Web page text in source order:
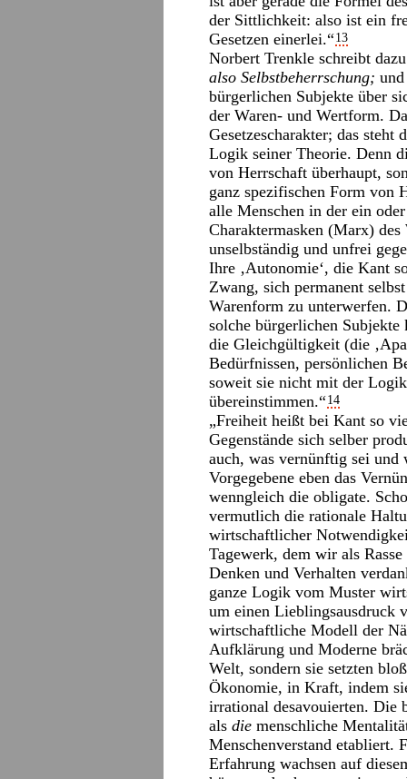
der Sittlichkeit: also ist ein
Gesetzen einerlei.“13
Norbert Trenkle schreibt
also Selbstbeherrschung;
bürgerlichen Subjekte über
der Waren- und Wertform.
Gesetzescharakter; das
Logik seiner Theorie. Denn
von Herrschaft überhaupt,
ganz spezifischen Form von
alle Menschen in der ein
Charaktermasken (Marx)
unselbständig und unfrei
Ihre ‚Autonomie‘, die Kant
Zwang, sich permanent
Warenform zu unterwerfen.
solche bürgerlichen
die Gleichgültigkeit (die
Bedürfnissen, persönlichen
soweit sie nicht mit der
übereinstimmen.“14
„Freiheit heißt bei Kant so
Gegenstände sich selber
auch, was vernünftig sei und
Vorgegebene eben das
wenngleich die obligate.
vermutlich die rationale
wirtschaftlicher
Tagewerk, dem wir als
Denken und Verhalten
ganze Logik vom Muster
um einen Lieblingsausdruck
wirtschaftliche Modell der
Aufklärung und Moderne
Welt, sondern sie setzten
Ökonomie, in Kraft, indem
irrational desavouierten. Die
als die menschliche
Menschenverstand etabliert.
Erfahrung wachsen auf